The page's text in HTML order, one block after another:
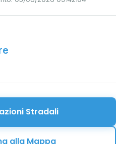
Stradali
alla Mappa